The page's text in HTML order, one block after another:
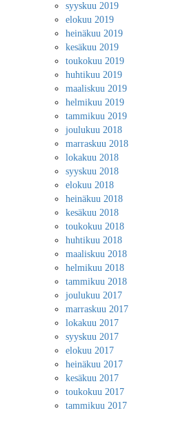
syyskuu 2019
elokuu 2019
heinäkuu 2019
kesäkuu 2019
toukokuu 2019
huhtikuu 2019
maaliskuu 2019
helmikuu 2019
tammikuu 2019
joulukuu 2018
marraskuu 2018
lokakuu 2018
syyskuu 2018
elokuu 2018
heinäkuu 2018
kesäkuu 2018
toukokuu 2018
huhtikuu 2018
maaliskuu 2018
helmikuu 2018
tammikuu 2018
joulukuu 2017
marraskuu 2017
lokakuu 2017
syyskuu 2017
elokuu 2017
heinäkuu 2017
kesäkuu 2017
toukokuu 2017
tammikuu 2017